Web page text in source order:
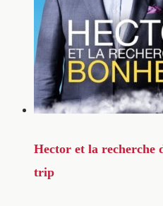
Hector et la recherche
trip